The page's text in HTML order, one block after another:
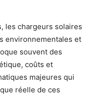
les chargeurs solaires
environnementales et
souvent des
coûts et
majeures qui
réelle de ces